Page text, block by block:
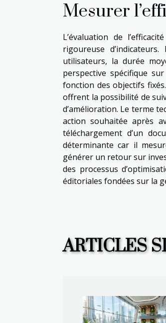
Mesurer
L’évaluation de
rigoureuse
utilisateurs, la durée
perspective spécifique
fonction des objectifs
offrent la possibilité de
d’amélioration. Le terme
action souhaitée après
téléchargement d’un
déterminante car il
générer un retour sur
des processus
éditoriales fondées sur la
ARTICLES